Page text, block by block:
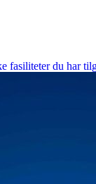
fasiliteter du har